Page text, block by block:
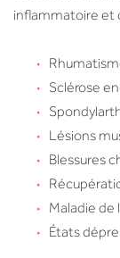
inflammatoire et
Sclérose
Lésions
Blessures
Maladie de
États